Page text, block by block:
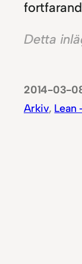
Detta
2014-03-
Arkiv, Lean